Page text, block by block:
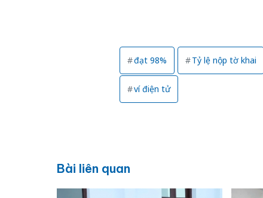
đạt 98% Tỷ lệ nộp tờ khai
ví điện tử
Bài liên quan